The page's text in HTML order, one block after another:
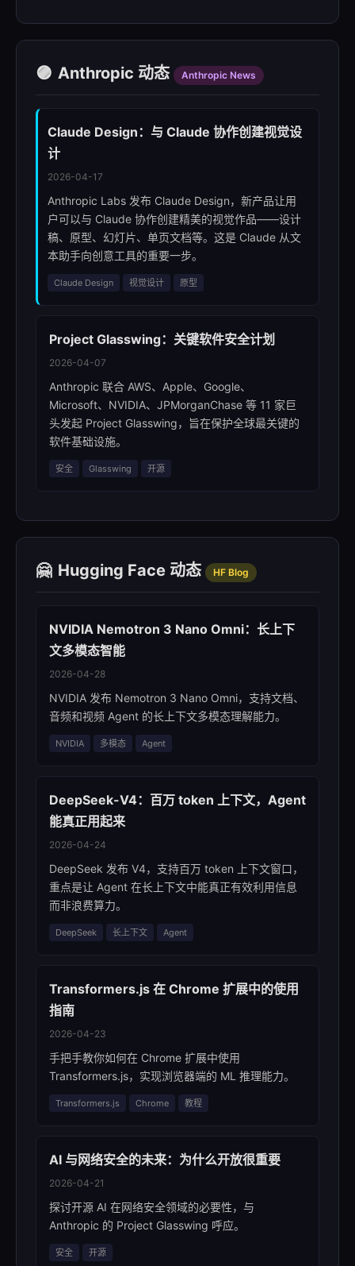
🟣 Anthropic 动态 Anthropic News
Claude Design：与 Claude 协作创建视觉设
计
2026-04-17
Anthropic Labs 发布 Claude Design，新产品让用
户可以与 Claude 协作创建精美的视觉作品——设计
稿、原型、幻灯片、单页文档等。这是 Claude 从文
本助手向创意工具的重要一步。
Claude Design 视觉设计 原型
Project Glasswing：关键软件安全计划
2026-04-07
Anthropic 联合 AWS、Apple、Google、
Microsoft、NVIDIA、JPMorganChase 等 11 家巨
头发起 Project Glasswing，旨在保护全球最关键的
软件基础设施。
安全 Glasswing 开源
🤗 Hugging Face 动态 HF Blog
NVIDIA Nemotron 3 Nano Omni：长上下
文多模态智能
2026-04-28
NVIDIA 发布 Nemotron 3 Nano Omni，支持文档、
音频和视频 Agent 的长上下文多模态理解能力。
NVIDIA 多模态 Agent
DeepSeek-V4：百万 token 上下文，Agent
能真正用起来
2026-04-24
DeepSeek 发布 V4，支持百万 token 上下文窗口，
重点是让 Agent 在长上下文中能真正有效利用信息
而非浪费算力。
DeepSeek 长上下文 Agent
Transformers.js 在 Chrome 扩展中的使用
指南
2026-04-23
手把手教你如何在 Chrome 扩展中使用
Transformers.js，实现浏览器端的 ML 推理能力。
Transformers.js Chrome 教程
AI 与网络安全的未来：为什么开放很重要
2026-04-21
探讨开源 AI 在网络安全领域的必要性，与
Anthropic 的 Project Glasswing 呼应。
安全 开源